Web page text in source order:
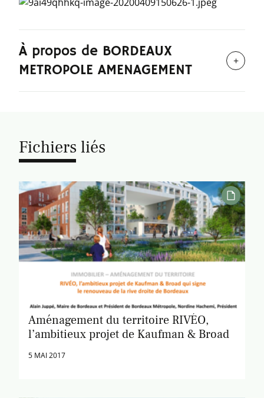
À propos de BORDEAUX
METROPOLE AMENAGEMENT
Fichiers liés
Aménagement du territoire RIVÉO,
l’ambitieux projet de Kaufman & Broad
5 MAI 2017